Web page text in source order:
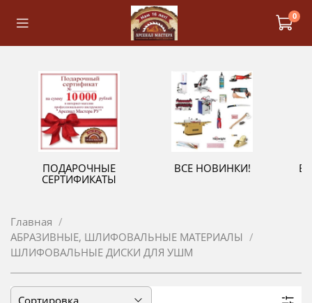
0
ПОДАРОЧНЫЕ
СЕРТИФИКАТЫ
ВСЕ НОВИНКИ!
Главная
АБРАЗИВНЫЕ, ШЛИФОВАЛЬНЫЕ МАТЕРИАЛЫ
ШЛИФОВАЛЬНЫЕ ДИСКИ ДЛЯ УШМ